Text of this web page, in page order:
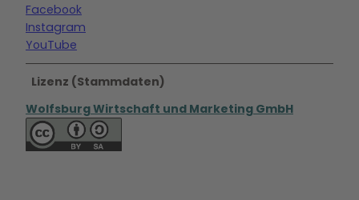
Facebook
Instagram
YouTube
Lizenz (Stammdaten)
Wolfsburg Wirtschaft und Marketing GmbH